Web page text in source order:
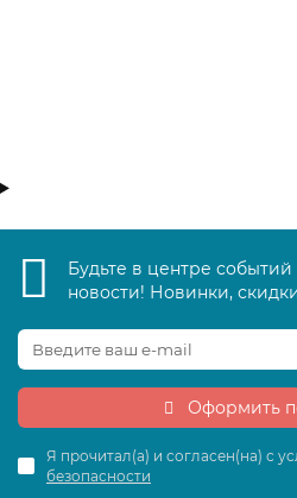
Будьте в центре
новости! Новинки,
Оформить
Я прочитал(а) и согласен(на) с
безопасности